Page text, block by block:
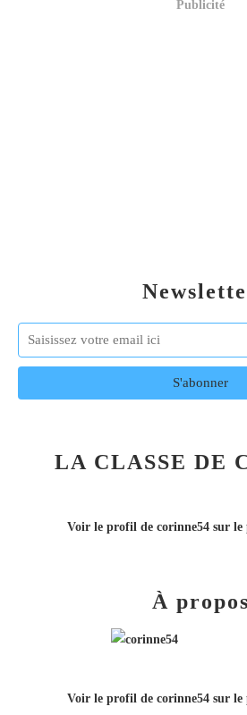
Publicité
LA CLASSE DE
Voir le profil de corinne54sur le
À propos
Voir le profil de corinne54sur le